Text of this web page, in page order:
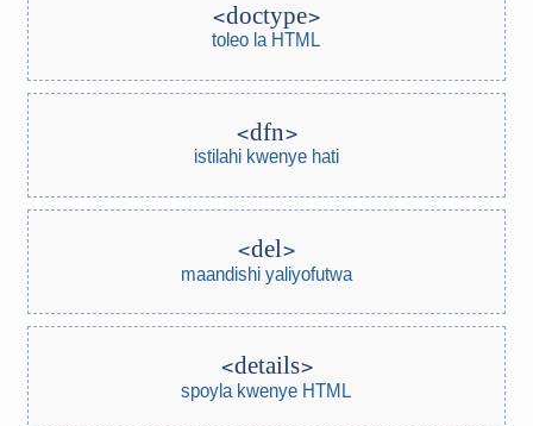
doctype
toleo la HTML
dfn
istilahi kwenye hati
del
maandishi yaliyofutwa
details
spoyla kwenye HTML